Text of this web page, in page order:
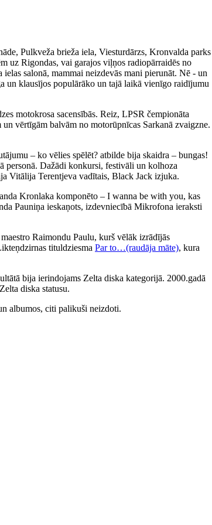
Pulkveža brieža iela, Viesturdārzs, Kronvalda parks
uz Rigondas, vai garajos viļņos radiopārraidēs no
salonā, mammai neizdevās mani pierunāt. Nē - un
un klausījos populārāko un tajā laikā vienīgo raidījumu
motokrosa sacensībās. Reiz, LPSR čempionāta
vērtīgām balvām no motorūpnīcas Sarkanā zvaigzne.
– ko vēlies spēlēt? atbilde bija skaidra – bungas!
personā. Dažādi konkursi, festivāli un kolhoza
Vitālija Terentjeva vadītais, Black Jack izjuka.
Kronlaka komponēto – I wanna be with you, kas
Pauniņa ieskaņots, izdevniecībā Mikrofona ieraksti
Raimondu Paulu, kurš vēlāk izrādījās
tituldziesma Par to…(raudāja māte), kura
bija ierindojams Zelta diska kategorijā. 2000.gadā
diska statusu.
albumos, citi palikuši neizdoti.